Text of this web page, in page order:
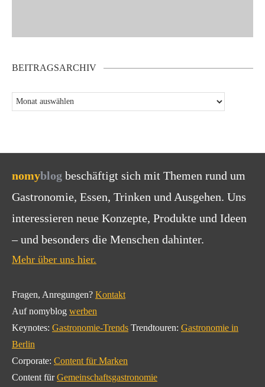
BEITRAGSARCHIV
nomyblog beschäftigt sich mit Themen rund um
Gastronomie, Essen, Trinken und Ausgehen. Uns
interessieren neue Konzepte, Produkte und Ideen
– und besonders die Menschen dahinter.
Mehr über uns hier.
Fragen, Anregungen? Kontakt
Auf nomyblog werben
Keynotes: Gastronomie-Trends Trendtouren: Gastronomie in
Berlin
Corporate: Content für Marken
Content fürGemeinschaftsgastronomie